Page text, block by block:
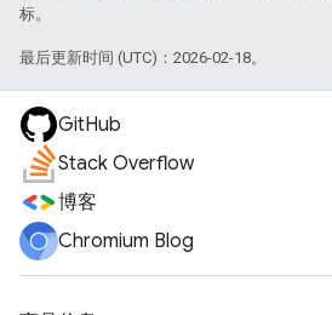
标。
最后更新时间 (UTC)：2026-02-18。
GitHub
Stack Overflow
博客
Chromium Blog